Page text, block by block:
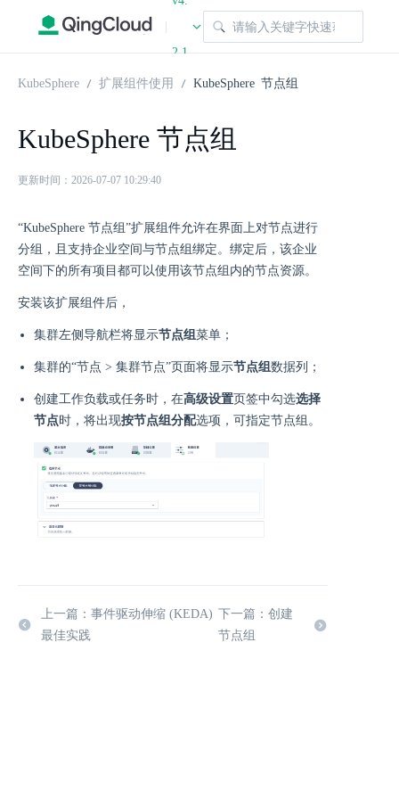
|
2.1
KubeSphere 扩展组件使用 KubeSphere 节点组
KubeSphere 节点组
更新时间：2026-07-07 10:29:40
“KubeSphere 节点组”扩展组件允许在界面上对节点进行
分组，且支持企业空间与节点组绑定。绑定后，该企业
空间下的所有项目都可以使用该节点组内的节点资源。
安装该扩展组件后，
集群左侧导航栏将显示节点组菜单；
集群的“节点 > 集群节点”页面将显示节点组数据列；
创建工作负载或任务时，在高级设置页签中勾选选择
节点时，将出现按节点组分配选项，可指定节点组。
上一篇：事件驱动伸缩 (KEDA)
最佳实践
下一篇：创建
节点组